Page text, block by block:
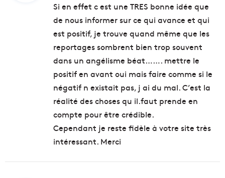
Si en effet c est une TRES bonne idée que
de nous informer sur ce qui avance et qui
est positif, je trouve quand même que les
reportages sombrent bien trop souvent
dans un angélisme béat……. mettre le
positif en avant oui mais faire comme si le
négatif n existait pas, j ai du mal. C’est la
réalité des choses qu il.faut prende en
compte pour être crédible.
Cependant je reste fidèle à votre site très
intéressant. Merci